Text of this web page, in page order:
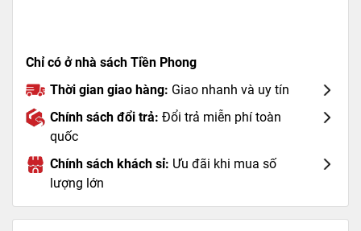
Chỉ có ở nhà sách Tiền Phong
Thời gian giao hàng: Giao nhanh và uy tín
Chính sách đổi trả: Đổi trả miễn phí toàn
quốc
Chính sách khách sỉ: Ưu đãi khi mua số
lượng lớn